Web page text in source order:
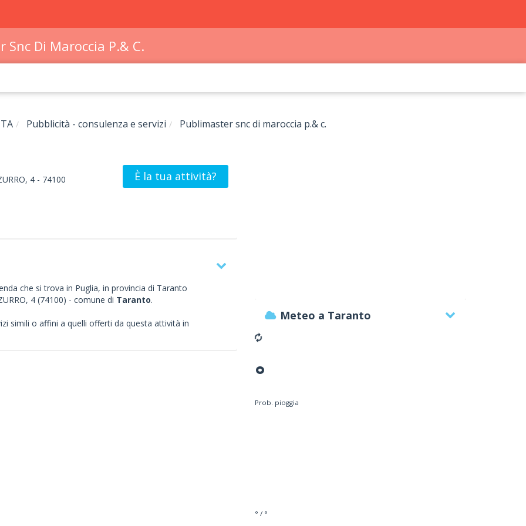
Snc Di Maroccia P.& C.
TA Pubblicità - consulenza e servizi Publimaster snc di maroccia p.& c.
4 - 74100 È la tua attività?
che si trova in Puglia, in provincia di Taranto
4 (74100) - comune di Taranto.
simili o affini a quelli offerti da questa attività in
Meteo a Taranto
°
Prob. pioggia
° / °